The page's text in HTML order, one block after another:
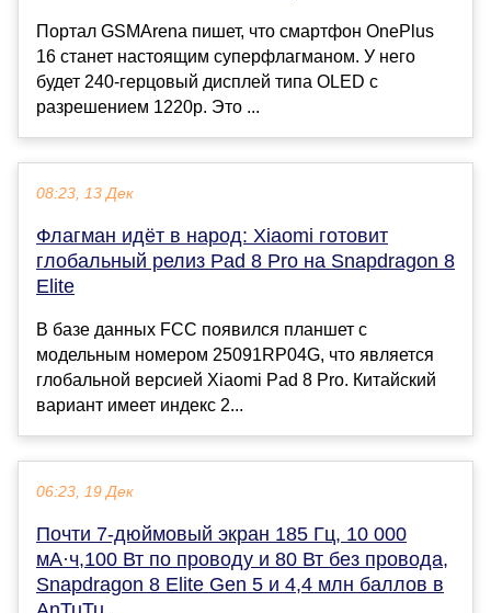
Портал GSMArena пишет, что смартфон OnePlus
16 станет настоящим суперфлагманом. У него
будет 240-герцовый дисплей типа OLED с
разрешением 1220p. Это ...
08:23, 13 Дек
Флагман идёт в народ: Xiaomi готовит
глобальный релиз Pad 8 Pro на Snapdragon 8
Elite
В базе данных FCC появился планшет с
модельным номером 25091RP04G, что является
глобальной версией Xiaomi Pad 8 Pro. Китайский
вариант имеет индекс 2...
06:23, 19 Дек
Почти 7-дюймовый экран 185 Гц, 10 000
мА·ч,100 Вт по проводу и 80 Вт без провода,
Snapdragon 8 Elite Gen 5 и 4,4 млн баллов в